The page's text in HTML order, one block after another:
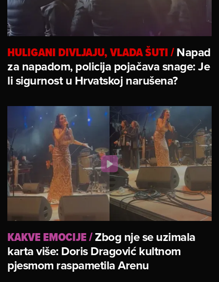
HULIGANI DIVLJAJU, VLADA ŠUTI/Napad
za napadom, policija pojačava snage: Je
li sigurnost u Hrvatskoj narušena?
KAKVE EMOCIJE/Zbog nje se uzimala
karta više: Doris Dragović kultnom
pjesmom raspametila Arenu